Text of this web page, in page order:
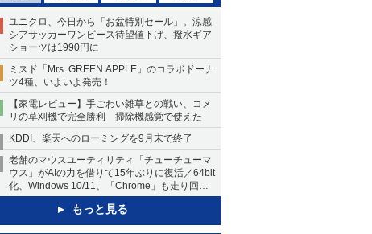
ユニクロ、今日から「お盆特別セール」。涼感
シアサッカーワンピース待望値下げ、撥水ギア
ショーツは1990円に
ミスド「Mrs. GREEN APPLE」のコラボドーナ
ツ4種、いよいよ発売！
【家電レビュー】手ごわい雑草との戦い、コメ
リの草刈機で完全勝利 掃除機感覚で使えた
KDDI、楽天へのローミングを9月末で終了
老舗のマウスユーティリティ「チューチューマ
ウス」がAIの力を借りて15年ぶりに復活／64bit
化、Windows 10/11、「Chrome」も走り回
る。復活記念で2026年末まで500円
もっと見る